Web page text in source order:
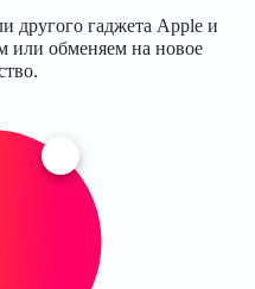
другого гаджета Apple и
или обменяем на новое